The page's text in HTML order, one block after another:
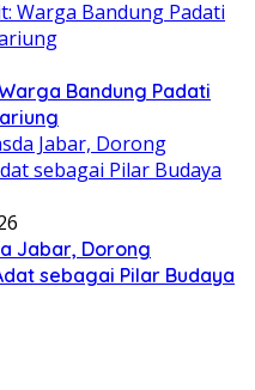
Bandung Padati
Jabar, Dorong
sebagai Pilar Budaya